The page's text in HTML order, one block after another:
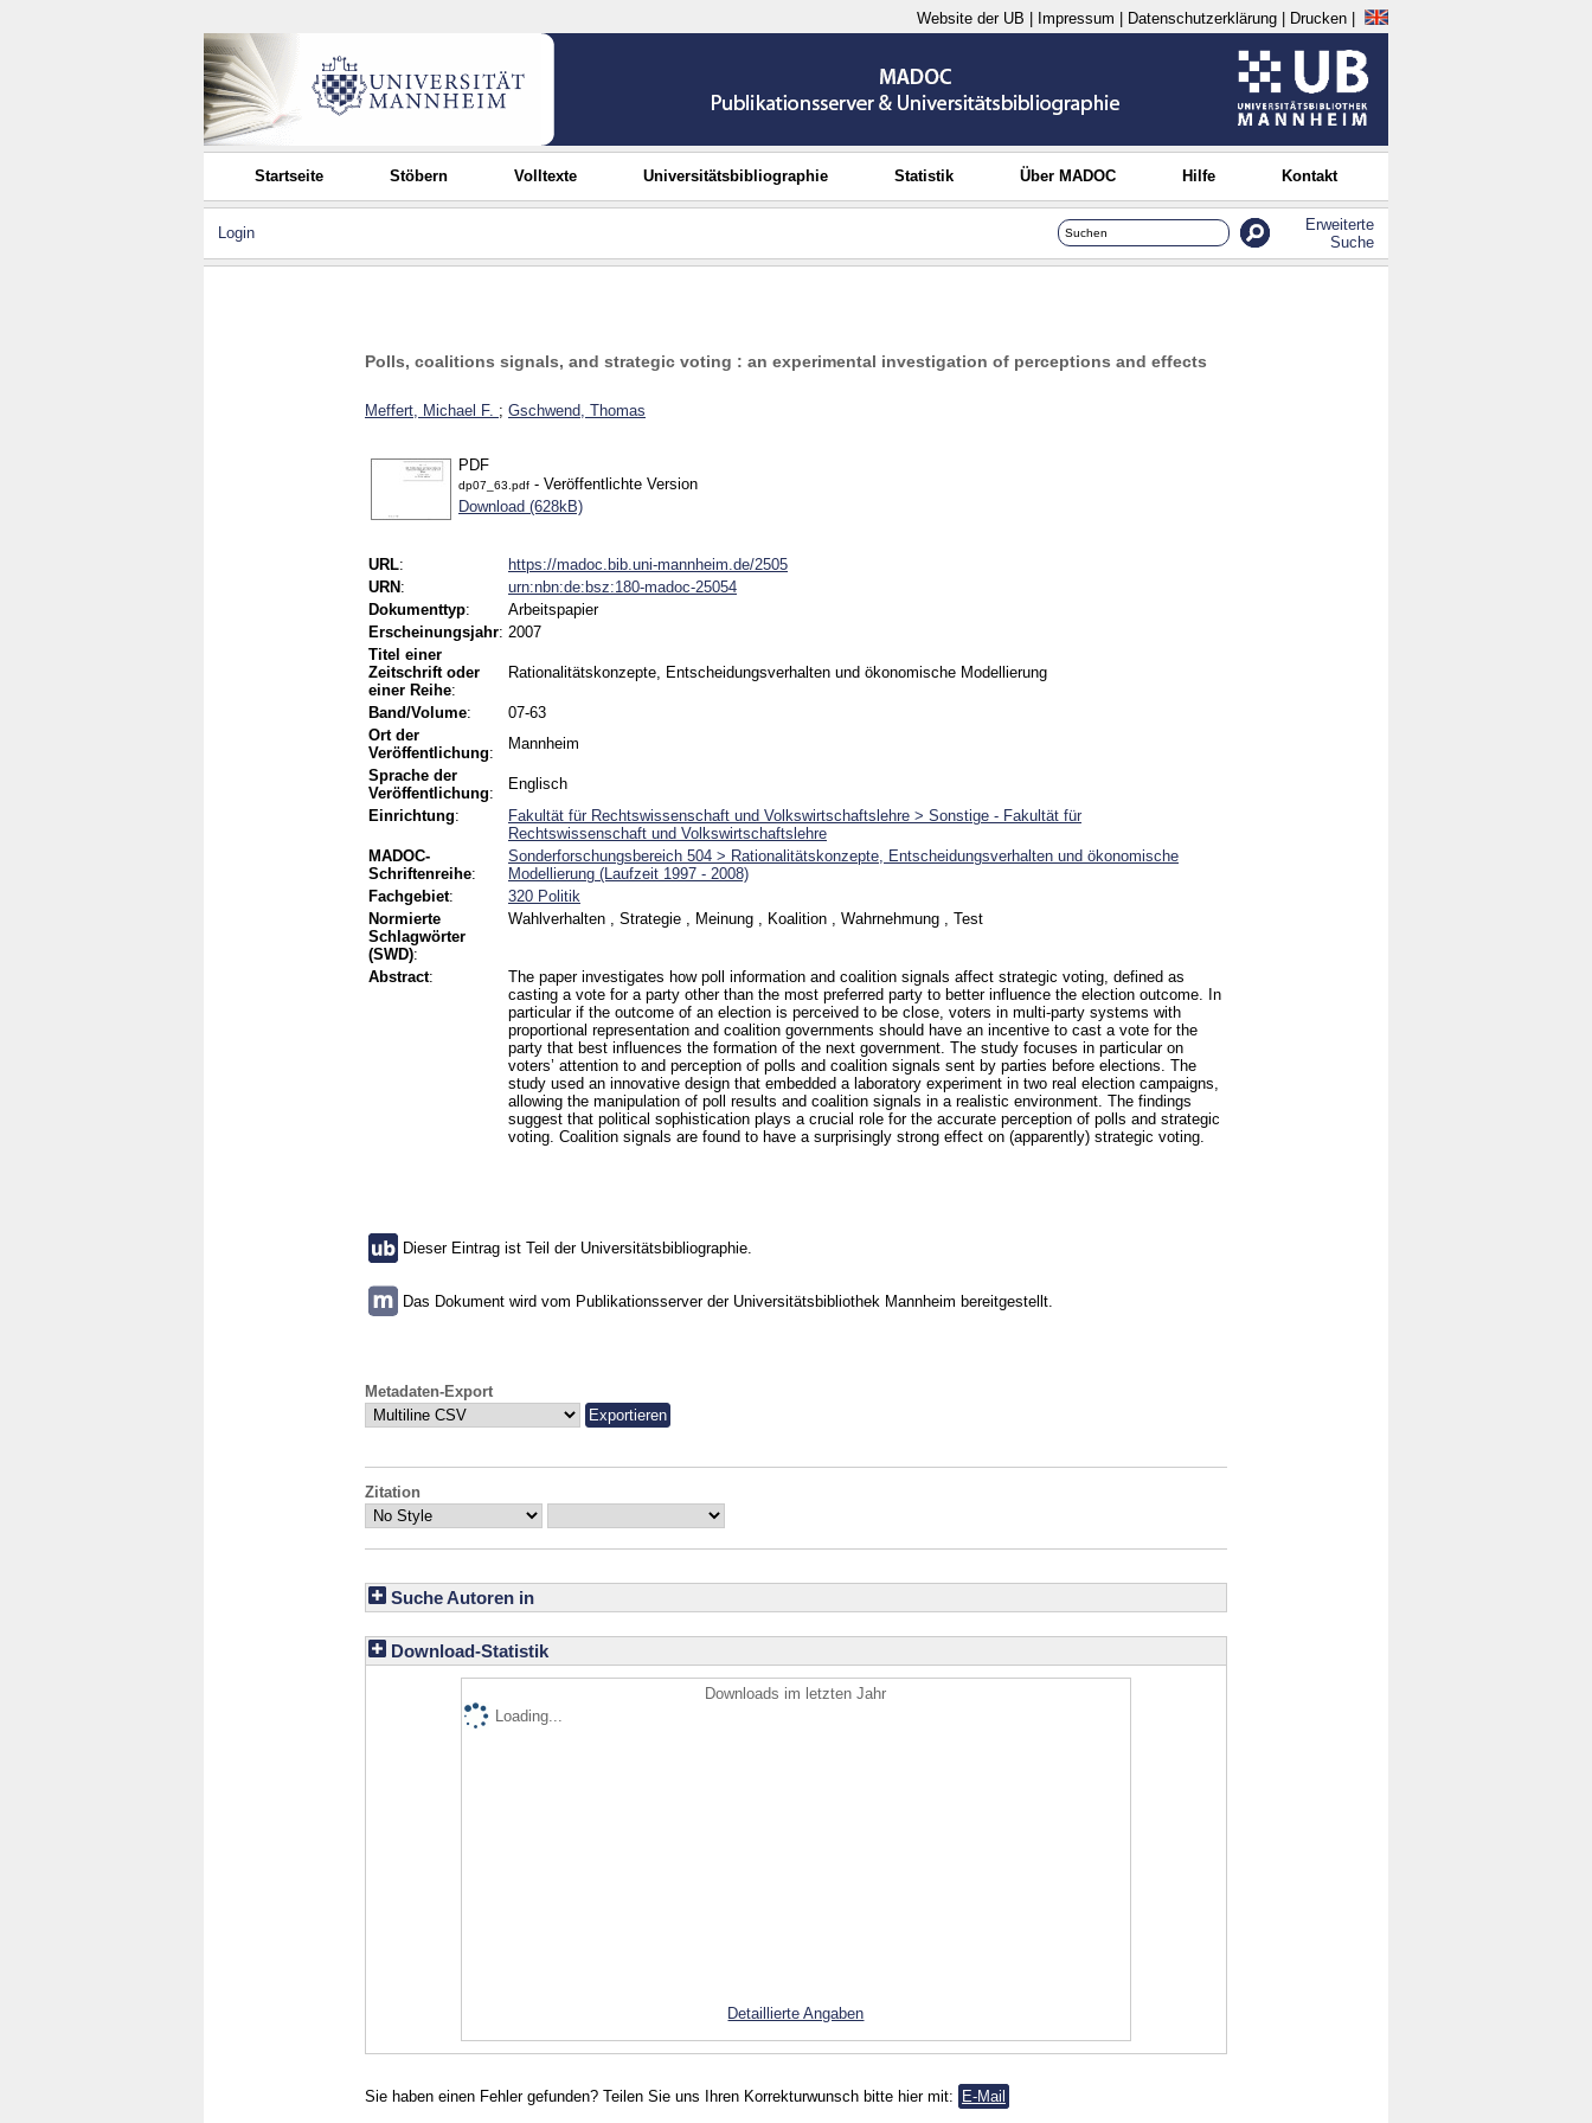
Website der UB Impressum Datenschutzerklärung Drucken
Startseite Stöbern Volltexte Universitätsbibliographie Statistik Über MADOC Hilfe Kontakt
Login
Erweiterte
Suche
Polls, coalitions signals, and strategic voting : an experimental investigation of perceptions and effects
Meffert, Michael F. ; Gschwend, Thomas
PDF
dp07_63.pdf - Veröffentlichte Version
Download (628kB)
URL:
https://madoc.bib.uni-mannheim.de/2505
URN :
urn:nbn:de:bsz:180-madoc-25054
Dokumenttyp:
Arbeitspapier
Erscheinungsjahr: 2007
Titel einer
Zeitschrift oder
einer Reihe:
Rationalitätskonzepte, Entscheidungsverhalten und ökonomische Modellierung
Band/Volume:
07-63
Ort der
Veröffentlichung:
Mannheim
Sprache der
Veröffentlichung:
Englisch
Einrichtung:
Fakultät für Rechtswissenschaft und Volkswirtschaftslehre > Sonstige - Fakultät für
Rechtswissenschaft und Volkswirtschaftslehre
MADOC-
Schriftenreihe:
Sonderforschungsbereich 504 > Rationalitätskonzepte, Entscheidungsverhalten und ökonomische
Modellierung (Laufzeit 1997 - 2008)
Fachgebiet:
320 Politik
Normierte
Schlagwörter
(SWD):
Wahlverhalten , Strategie , Meinung , Koalition , Wahrnehmung , Test
Abstract:
The paper investigates how poll information and coalition signals affect strategic voting, defined as
casting a vote for a party other than the most preferred party to better influence the election outcome. In
particular if the outcome of an election is perceived to be close, voters in multi-party systems with
proportional representation and coalition governments should have an incentive to cast a vote for the
party that best influences the formation of the next government. The study focuses in particular on
voters’ attention to and perception of polls and coalition signals sent by parties before elections. The
study used an innovative design that embedded a laboratory experiment in two real election campaigns,
allowing the manipulation of poll results and coalition signals in a realistic environment. The findings
suggest that political sophistication plays a crucial role for the accurate perception of polls and strategic
voting. Coalition signals are found to have a surprisingly strong effect on (apparently) strategic voting.
Dieser Eintrag ist Teil der Universitätsbibliographie.
Das Dokument wird vom Publikationsserver der Universitätsbibliothek Mannheim bereitgestellt.
Metadaten-Export
Zitation
Suche Autoren in
Download-Statistik
Downloads im letzten Jahr
Loading...
Detaillierte Angaben
Sie haben einen Fehler gefunden? Teilen Sie uns Ihren Korrekturwunsch bitte hier mit: E-Mail